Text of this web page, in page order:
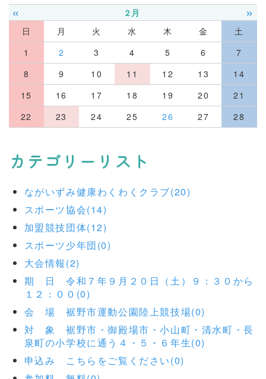
« 2月 »
日 月 火 水 木 金
土
1
2 3 4 5 6
7
8
9 10 11 12 13
14
15
16 17 18 19 20
21
22
23 24 25 26 27 28
カテゴリーリスト
ながいずみ健康わくわくクラブ(20)
スポーツ協会(14)
加盟競技団体(12)
スポーツ少年団(0)
大会情報(2)
期 日 令和７年９月２０日（土）９：３０から
１２：００(0)
会 場 裾野市運動公園陸上競技場(0)
対 象 裾野市・御殿場市・小山町・清水町・長
泉町の小学校に通う４・５・６年生(0)
申込み こちらをご覧ください(0)